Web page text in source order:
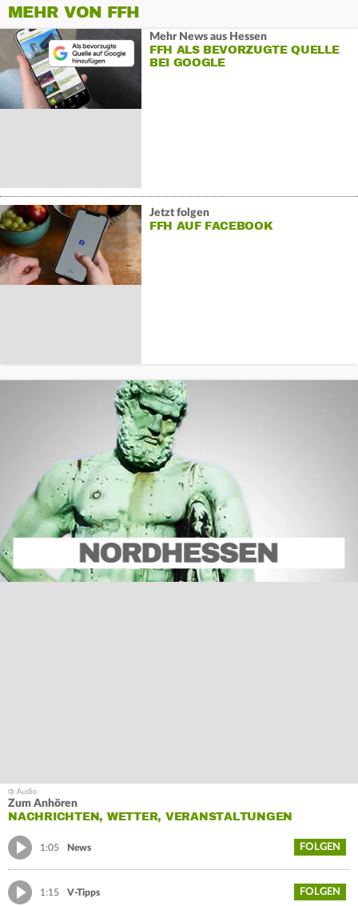
MEHR VON FFH
Mehr News aus Hessen
FFH ALS BEVORZUGTE QUELLE
BEI GOOGLE
Jetzt folgen
FFH AUF FACEBOOK
Zum Anhören
NACHRICHTEN, WETTER, VERANSTALTUNGEN
1:05 News FOLGEN
1:15 V-Tipps FOLGEN